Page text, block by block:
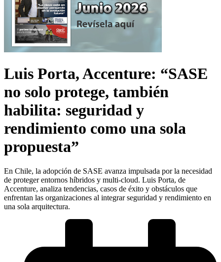
Luis Porta, Accenture: “SASE
no solo protege, también
habilita: seguridad y
rendimiento como una sola
propuesta”
En Chile, la adopción de SASE avanza impulsada por la necesidad
de proteger entornos híbridos y multi-cloud. Luis Porta, de
Accenture, analiza tendencias, casos de éxito y obstáculos que
enfrentan las organizaciones al integrar seguridad y rendimiento en
una sola arquitectura.